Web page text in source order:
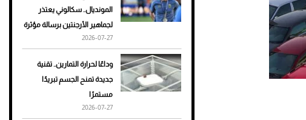
هوى الأبطال
أفضل تدريج للشعر الطويل
لإطلالة جريئة وعصرية
للرجال
المونديال.. سكالوني يعتذر
لجماهير الأرجنتين برسالة مؤثرة
2026-07-27
وداعًا لحرارة التمارين.. تقنية
جديدة تمنح الجسم تبريدًا
مستمرًا
2026-07-27